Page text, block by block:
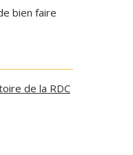
bien faire
de la RDC